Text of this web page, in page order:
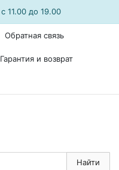
с 11.00 до 19.00
Обратная связь
Гарантия и возврат
Найти